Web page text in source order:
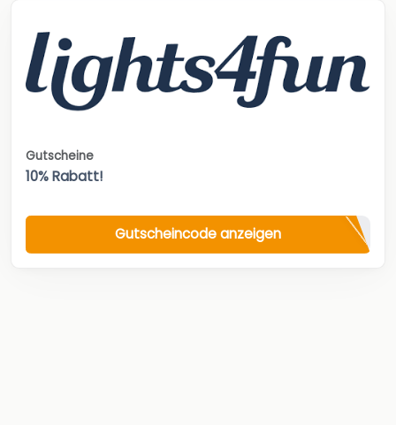
Gutscheine
10% Rabatt!
Gutscheincode anzeigen